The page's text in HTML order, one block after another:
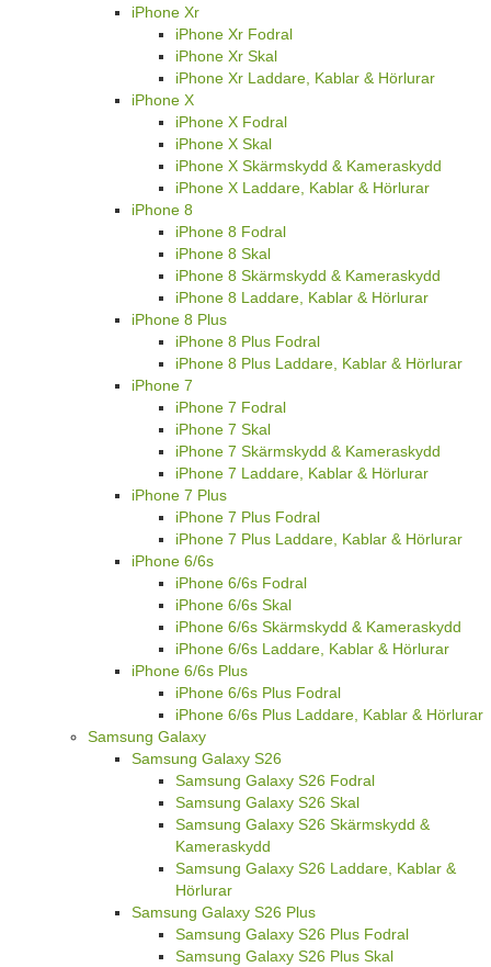
iPhone Xr
iPhone Xr Fodral
iPhone Xr Skal
iPhone Xr Laddare, Kablar & Hörlurar
iPhone X
iPhone X Fodral
iPhone X Skal
iPhone X Skärmskydd & Kameraskydd
iPhone X Laddare, Kablar & Hörlurar
iPhone 8
iPhone 8 Fodral
iPhone 8 Skal
iPhone 8 Skärmskydd & Kameraskydd
iPhone 8 Laddare, Kablar & Hörlurar
iPhone 8 Plus
iPhone 8 Plus Fodral
iPhone 8 Plus Laddare, Kablar & Hörlurar
iPhone 7
iPhone 7 Fodral
iPhone 7 Skal
iPhone 7 Skärmskydd & Kameraskydd
iPhone 7 Laddare, Kablar & Hörlurar
iPhone 7 Plus
iPhone 7 Plus Fodral
iPhone 7 Plus Laddare, Kablar & Hörlurar
iPhone 6/6s
iPhone 6/6s Fodral
iPhone 6/6s Skal
iPhone 6/6s Skärmskydd & Kameraskydd
iPhone 6/6s Laddare, Kablar & Hörlurar
iPhone 6/6s Plus
iPhone 6/6s Plus Fodral
iPhone 6/6s Plus Laddare, Kablar & Hörlurar
Samsung Galaxy
Samsung Galaxy S26
Samsung Galaxy S26 Fodral
Samsung Galaxy S26 Skal
Samsung Galaxy S26 Skärmskydd &
Kameraskydd
Samsung Galaxy S26 Laddare, Kablar &
Hörlurar
Samsung Galaxy S26 Plus
Samsung Galaxy S26 Plus Fodral
Samsung Galaxy S26 Plus Skal